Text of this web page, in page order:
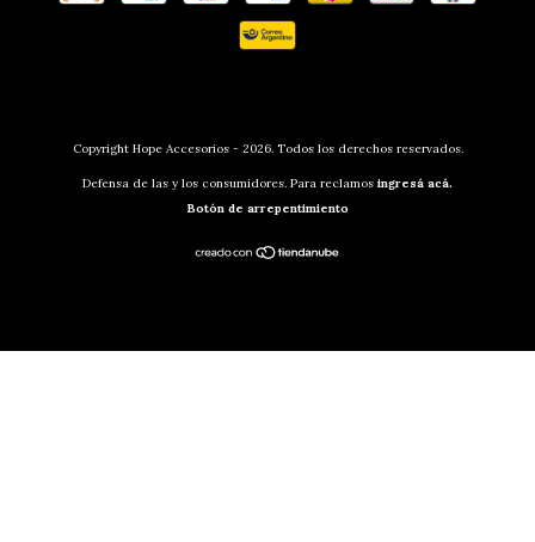
Copyright Hope Accesorios - 2026. Todos los derechos reservados.
Defensa de las y los consumidores. Para reclamos ingresá acá.
Botón de arrepentimiento